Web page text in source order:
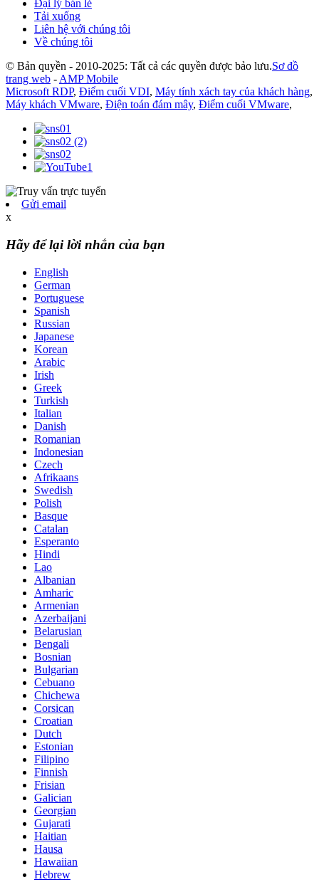
Đại lý bán lẻ
Tải xuống
Liên hệ với chúng tôi
Về chúng tôi
© Bản quyền - 2010-2025: Tất cả các quyền được bảo lưu.Sơ đồ
trang web - AMP Mobile
Microsoft RDP, Điểm cuối VDI, Máy tính xách tay của khách hàng,
Máy khách VMware, Điện toán đám mây, Điểm cuối VMware,
Gửi email
x
Hãy để lại lời nhắn của bạn
English
German
Portuguese
Spanish
Russian
Japanese
Korean
Arabic
Irish
Greek
Turkish
Italian
Danish
Romanian
Indonesian
Czech
Afrikaans
Swedish
Polish
Basque
Catalan
Esperanto
Hindi
Lao
Albanian
Amharic
Armenian
Azerbaijani
Belarusian
Bengali
Bosnian
Bulgarian
Cebuano
Chichewa
Corsican
Croatian
Dutch
Estonian
Filipino
Finnish
Frisian
Galician
Georgian
Gujarati
Haitian
Hausa
Hawaiian
Hebrew